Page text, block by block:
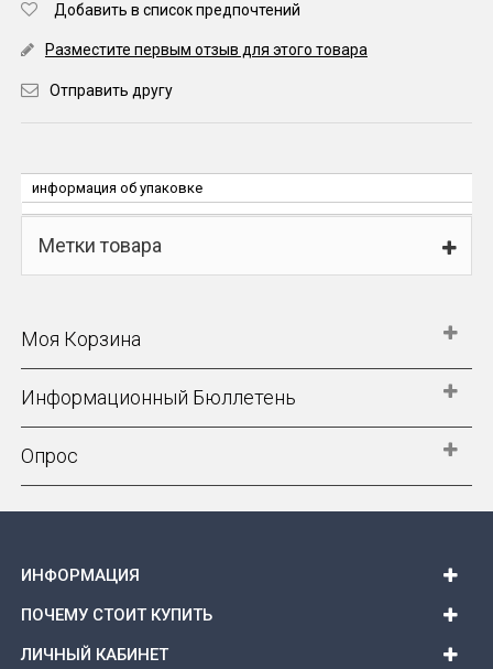
Добавить в список предпочтений
Разместите первым отзыв для этого товара
Отправить другу
информация об упаковке
Метки товара
Моя Корзина
Информационный Бюллетень
Опрос
ИНФОРМАЦИЯ
ПОЧЕМУ СТОИТ КУПИТЬ
ЛИЧНЫЙ КАБИНЕТ